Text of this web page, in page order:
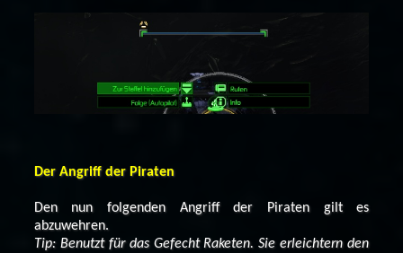
Der Angriff der Piraten
Den nun folgenden Angriff der Piraten gilt es
abzuwehren.
Tip: Benutzt für das Gefecht Raketen. Sie erleichtern den